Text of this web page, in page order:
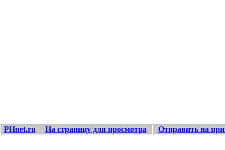
PHnet.ru На страницу для просмотра Отправить на